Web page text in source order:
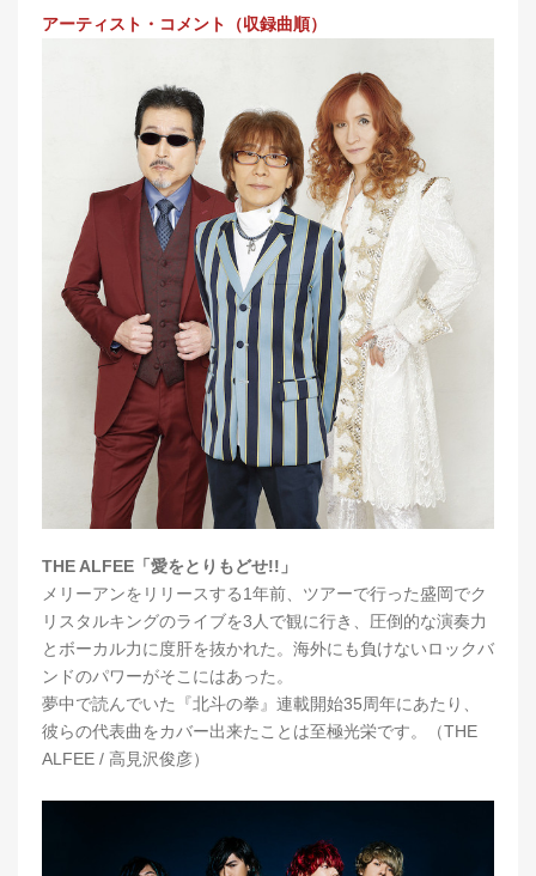
アーティスト・コメント（収録曲順）
THE ALFEE「愛をとりもどせ!!」
メリーアンをリリースする1年前、ツアーで行った盛岡でク
リスタルキングのライブを3人で観に行き、圧倒的な演奏力
とボーカル力に度肝を抜かれた。海外にも負けないロックバ
ンドのパワーがそこにはあった。
夢中で読んでいた『北斗の拳』連載開始35周年にあたり、
彼らの代表曲をカバー出来たことは至極光栄です。（THE
ALFEE / 高見沢俊彦）